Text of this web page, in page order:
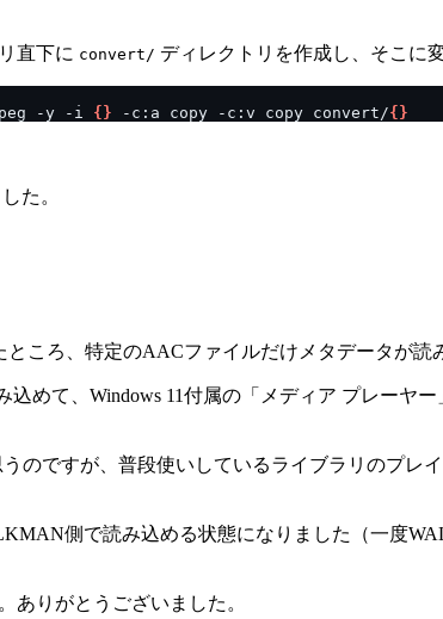
直下に convert/ ディレクトリを作成し、そこに
-y -i {} -c:a copy -c:v copy convert/{}
た。
ころ、特定のAACファイルだけメタデータが読
めて、Windows 11付属の「メディア プレーヤ
のですが、普段使いしているライブラリのプレ
側で読み込める状態になりました（一度
ありがとうございました。